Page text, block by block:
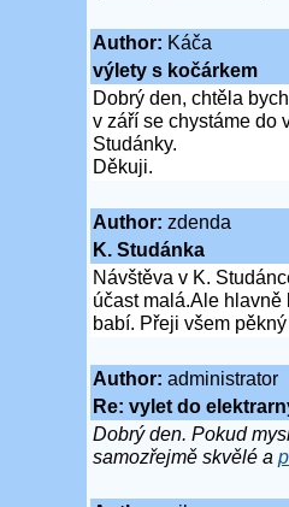
Author: Káča
výlety s kočárkem
Dobrý den, chtěla
v září se chystáme do
Studánky.
Děkuji.
Author: zdenda
K. Studánka
Návštěva v K.
účast malá.Ale hlavně
babí. Přeji všem
Author: administrator
Re: vylet do
Dobrý den. Pokud
samozřejmě skvělé a